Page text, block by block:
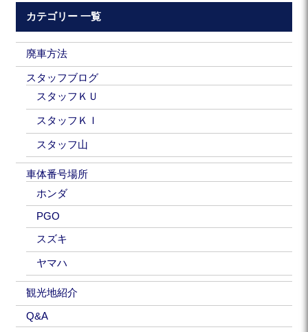
カテゴリー 一覧
廃車方法
スタッフブログ
スタッフＫＵ
スタッフＫＩ
スタッフ山
車体番号場所
ホンダ
PGO
スズキ
ヤマハ
観光地紹介
Q&A